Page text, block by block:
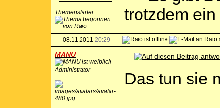
Themenstarter
trotzdem
08.11.2011 20:29
MANU
Administrator Das tun sie